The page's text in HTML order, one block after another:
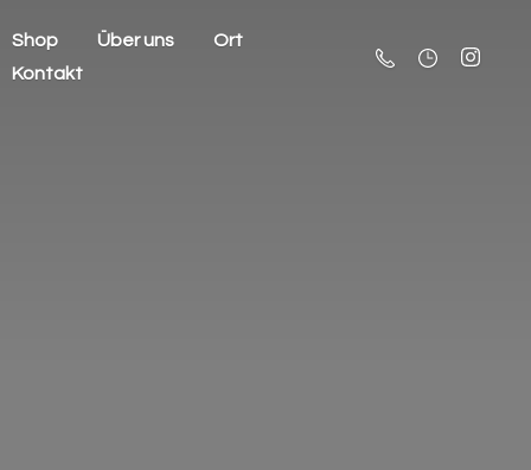
Shop Über uns
Ort
Kontakt